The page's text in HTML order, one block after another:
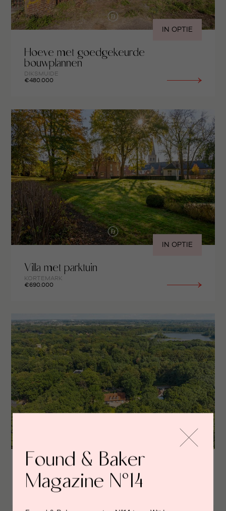
IN OPTIE
Hoeve met goedgekeurde
bouwplannen
DIKSMUIDE
€480.000
IN OPTIE
Villa met parktuin
KORTEMARK
€690.000
Vrijstaande villa met groot bijgebouw
AALTER
€995.000
Found & Baker
Magazine N°14